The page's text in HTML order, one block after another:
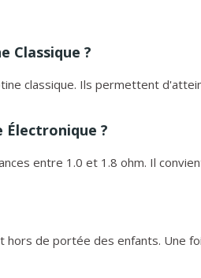
Classique ?
classique. Ils permettent
Électronique ?
entre 1.0 et 1.8 ohm. Il
de portée des enfants. Une